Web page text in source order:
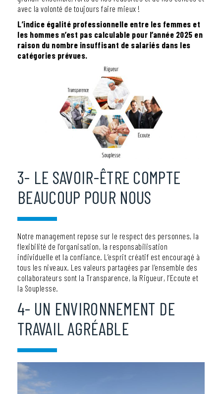
avec la volonté de toujours faire mieux !
L’indice égalité professionnelle entre les femmes et
les hommes n’est pas calculable pour l’année 2025 en
raison du nombre insuffisant de salariés dans les
catégories prévues.
3- LE SAVOIR-ÊTRE COMPTE
BEAUCOUP POUR NOUS
Notre management repose sur le respect des personnes, la
flexibilité de l’organisation, la responsabilisation
individuelle et la confiance. L’esprit créatif est encouragé à
tous les niveaux. Les valeurs partagées par l’ensemble des
collaborateurs sont la Transparence, la Rigueur, l’Ecoute et
la Souplesse.
4- UN ENVIRONNEMENT DE
TRAVAIL AGRÉABLE